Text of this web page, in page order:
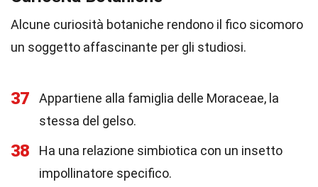
Alcune curiosità botaniche rendono il fico sicomoro
un soggetto affascinante per gli studiosi.
37
Appartiene alla famiglia delle Moraceae, la
stessa del gelso.
38
Ha una relazione simbiotica con un insetto
impollinatore specifico.